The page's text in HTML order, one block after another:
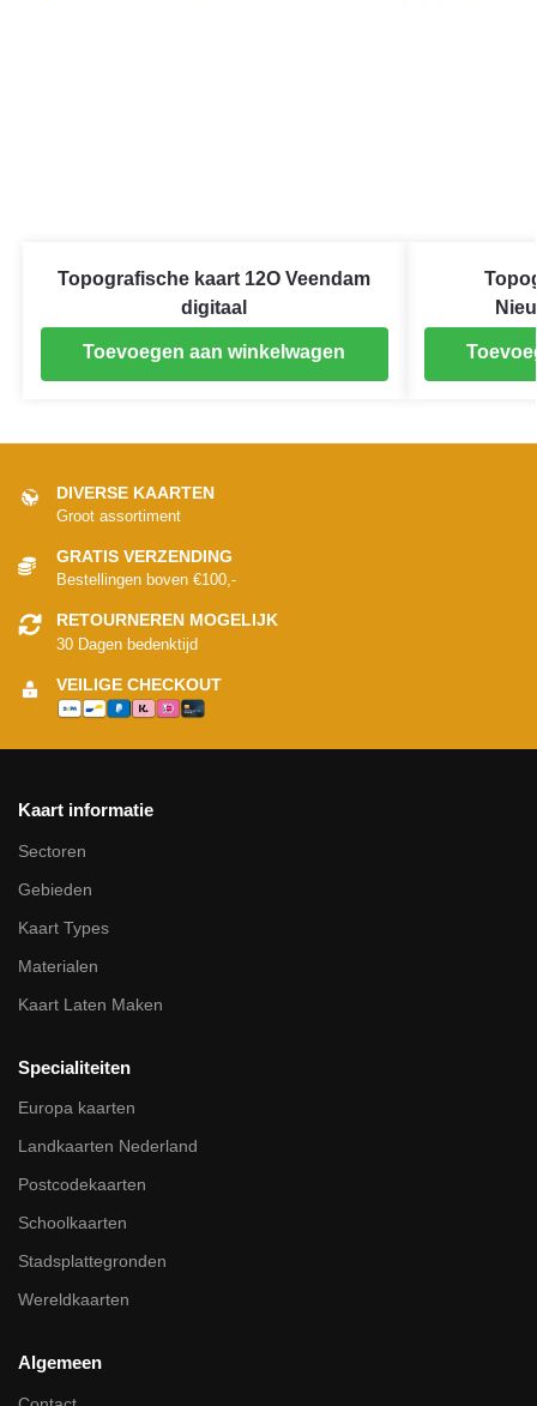
Topografische kaart 12O Veendam
digitaal
Toevoegen aan winkelwagen
DIVERSE KAARTEN
Groot assortiment
GRATIS VERZENDING
Bestellingen boven €100,-
RETOURNEREN MOGELIJK
30 Dagen bedenktijd
VEILIGE CHECKOUT
Kaart informatie
Sectoren
Gebieden
Kaart Types
Materialen
Kaart Laten Maken
Specialiteiten
Europa kaarten
Landkaarten Nederland
Postcodekaarten
Schoolkaarten
Stadsplattegronden
Wereldkaarten
Algemeen